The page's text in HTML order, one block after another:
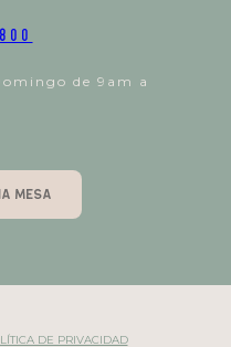
de 9am a
MESA
DE PRIVACIDAD